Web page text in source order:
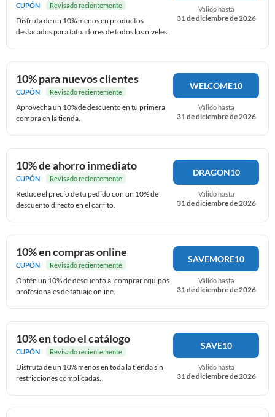
CUPÓN Revisado recientemente
Disfruta de un 10% menos en productos
destacados para tatuadores de todos los niveles.
Válido hasta
31 de diciembre de 2026
10% para nuevos clientes
CUPÓN Revisado recientemente
Aprovecha un 10% de descuento en tu primera
compra en la tienda.
WELCOME10
Válido hasta
31 de diciembre de 2026
10% de ahorro inmediato
CUPÓN Revisado recientemente
Reduce el precio de tu pedido con un 10% de
descuento directo en el carrito.
DRAGON10
Válido hasta
31 de diciembre de 2026
10% en compras online
CUPÓN Revisado recientemente
Obtén un 10% de descuento al comprar equipos
profesionales de tatuaje online.
SAVEMORE10
Válido hasta
31 de diciembre de 2026
10% en todo el catálogo
CUPÓN Revisado recientemente
Disfruta de un 10% menos en toda la tienda sin
restricciones complicadas.
SAVE10
Válido hasta
31 de diciembre de 2026